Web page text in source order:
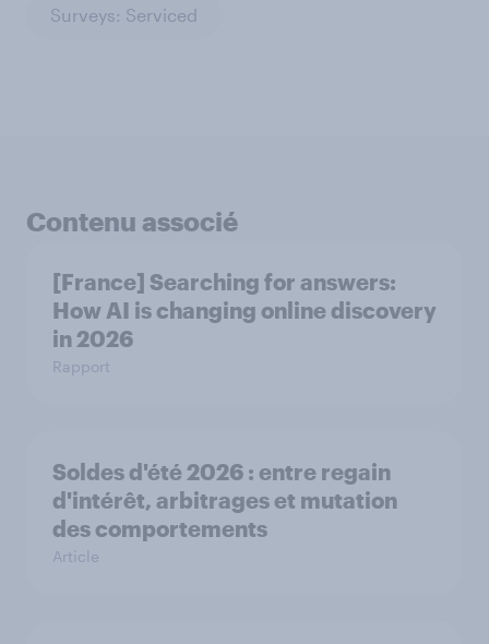
Surveys: Serviced
Contenu associé
[France] Searching for answers:
How AI is changing online discovery
in ​2026
Rapport
Soldes d'été 2026 : entre regain
d'intérêt, arbitrages et mutation
des comportements
Article